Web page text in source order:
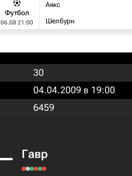
Футбол
06.08 21:00
Аякс
Шелбурн
30
04.04.2009 в 19:00
6459
Гавр